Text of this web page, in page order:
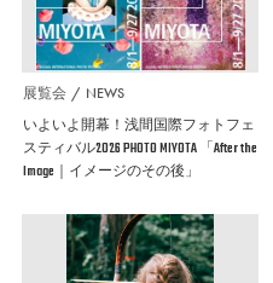
展覧会 NEWS
いよいよ開幕！浅間国際フォトフェ
スティバル2026 PHOTO MIYOTA 「After the
Image｜イメージのその後」